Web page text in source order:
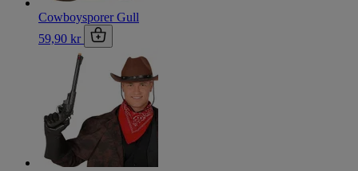
Cowboysporer Gull
59,90 kr